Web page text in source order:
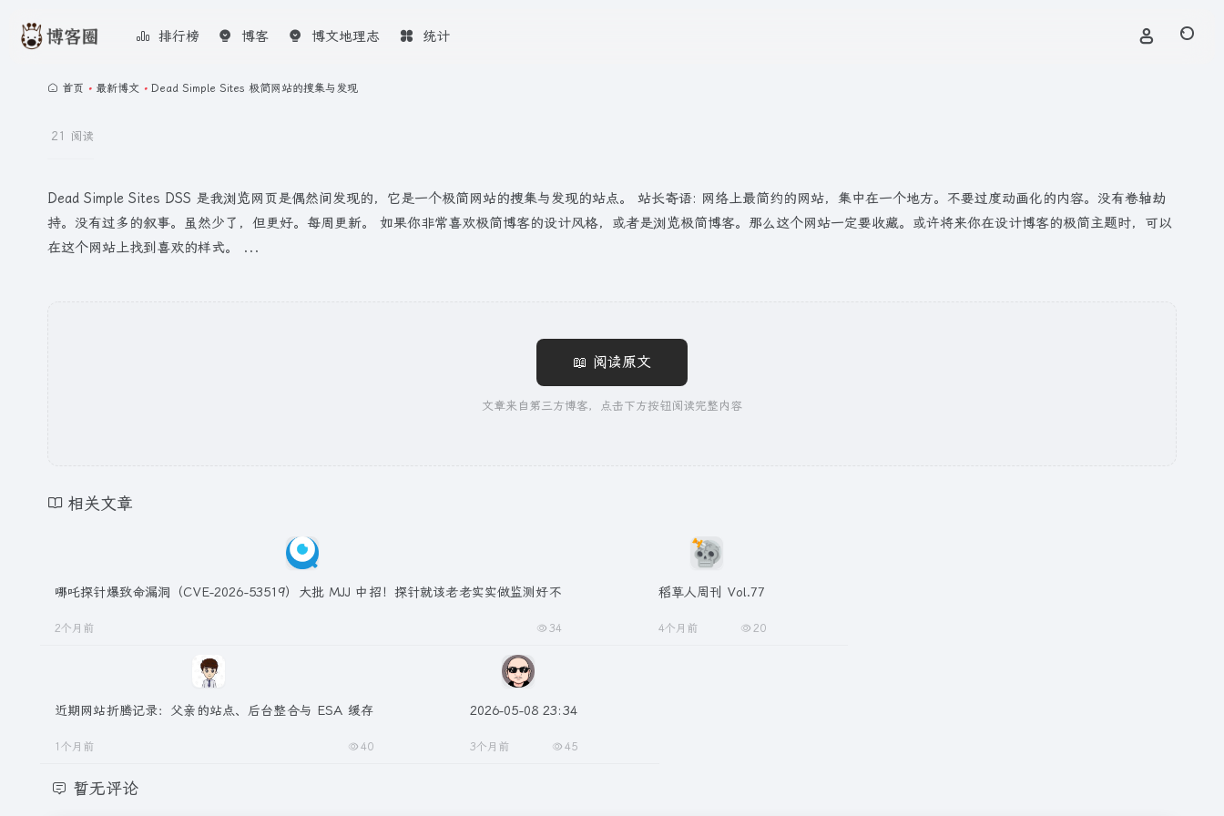
排行榜 博客 博文地理志 统计
首页 • 最新博文 • Dead Simple Sites 极简网站的搜集与发现
21 阅读
Dead Simple Sites DSS 是我浏览网页是偶然间发现的，它是一个极简网站的搜集与发现的站点。 站长寄语: 网络上最简约的网站，集中在一个地方。不要过度动画化的内容。没有卷轴劫
持。没有过多的叙事。虽然少了，但更好。每周更新。 如果你非常喜欢极简博客的设计风格，或者是浏览极简博客。那么这个网站一定要收藏。或许将来你在设计博客的极简主题时，可以
在这个网站上找到喜欢的样式。 ...
📖 阅读原文
文章来自第三方博客，点击下方按钮阅读完整内容
相关文章
哪吒探针爆致命漏洞（CVE-2026-53519）大批 MJJ 中招！探针就该老老实实做监测好不
2个月前 34
稻草人周刊 Vol.77
4个月前 20
近期网站折腾记录：父亲的站点、后台整合与 ESA 缓存
1个月前 40
2026-05-08 23:34
3个月前 45
暂无评论